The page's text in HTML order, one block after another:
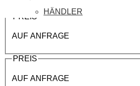
HÄNDLER
Benziner
PREIS
AUF ANFRAGE
PREIS
AUF ANFRAGE